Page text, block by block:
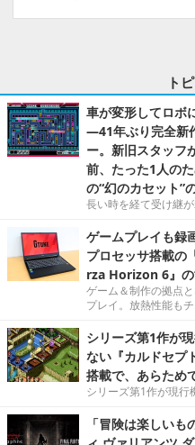
ト
車が変形してロボ
―41年ぶり完全新
ー。新旧スタッフ
前、たった1人の
の“幻のカセット”
長い時を経て受け継
ゲームプレイも録
プロセッサ搭載の
rza Horizon 6』
ゲーム＆制作の拠点
プレイ。放熱性能も
シリーズ第1作が
ない『カルドセプ
搭載で、あらため
シリーズ第1作が現行
「冒険は楽しい